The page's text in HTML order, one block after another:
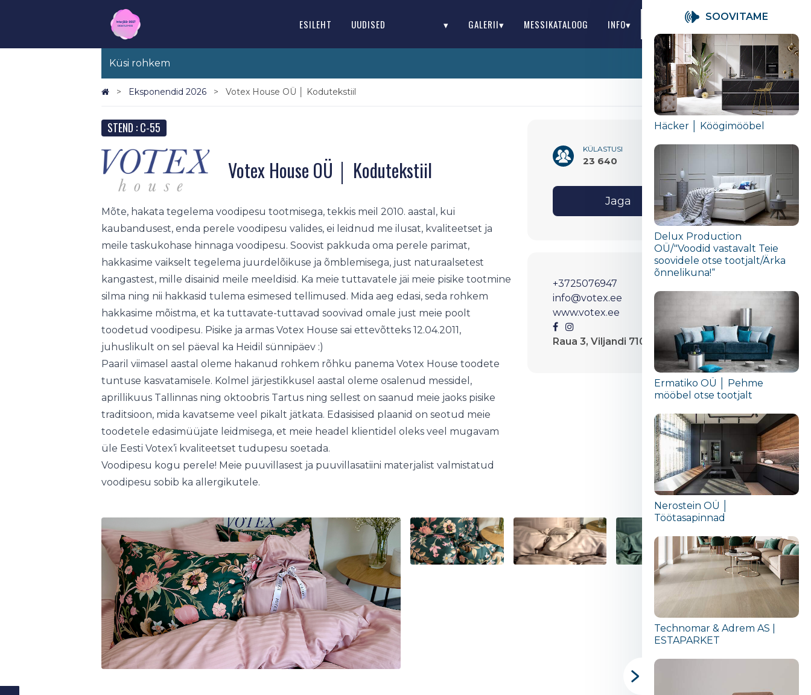
ESILEHT UUDISED ▾ GALERII▾ MESSIKATALOOG INFO▾
Küsi rohkem
Eksponendid 2026 Votex House OÜ │ Kodutekstiil
STEND : C-55
Votex House OÜ │ Kodutekstiil
Mõte, hakata tegelema voodipesu tootmisega, tekkis meil 2010. aastal, kui
kaubandusest, enda perele voodipesu valides, ei leidnud me ilusat, kvaliteetset ja
meile taskukohase hinnaga voodipesu. Soovist pakkuda oma perele parimat,
hakkasime vaikselt tegelema juurdelõikuse ja õmblemisega, just naturaalsetest
kangastest, mille disainid meile meeldisid. Ka meie tuttavatele jäi meie pisike tootmine
silma ning nii hakkasid tulema esimesed tellimused. Mida aeg edasi, seda rohkem
hakkasime mõistma, et ka tuttavate-tuttavad soovivad omale just meie poolt
toodetud voodipesu. Pisike ja armas Votex House sai ettevõtteks 12.04.2011,
juhuslikult on sel päeval ka Heidil sünnipäev :)
Paaril viimasel aastal oleme hakanud rohkem rõhku panema Votex House toodete
tuntuse kasvatamisele. Kolmel järjestikkusel aastal oleme osalenud messidel,
aprillikuus Tallinnas ning oktoobris Tartus ning sellest on saanud meie jaoks pisike
traditsioon, mida kavatseme veel pikalt jätkata. Edasisised plaanid on seotud meie
toodetele edasimüüjate leidmisega, et meie headel klientidel oleks veel mugavam
üle Eesti Votex’i kvaliteetset tudupesu soetada.
Voodipesu kogu perele! Meie puuvillasest ja puuvillasatiini materjalist valmistatud
voodipesu sobib ka allergikutele.
KÜLASTUSI
23 640
Jaga
+3725076947
info@votex.ee
www.votex.ee
Raua 3, Viljandi 71020
SOOVITAME
Häcker │ Köögimööbel
Delux Production
OÜ/"Voodid vastavalt Teie
soovidele otse tootjalt/Ärka
õnnelikuna!“
Ermatiko OÜ │ Pehme
mööbel otse tootjalt
Nerostein OÜ │
Töötasapinnad
Technomar & Adrem AS |
ESTAPARKET